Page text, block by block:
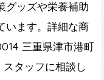
グッズや栄養補助
います。詳細な商
三重県津市港町
タッフに相談し